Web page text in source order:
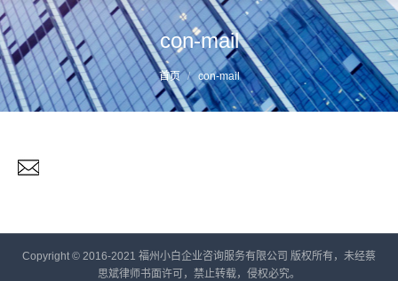
con-mail
您的位置： 首页 con-mail
Copyright © 2016-2021 福州小白企业咨询服务有限公司 版权所有，未经蔡
思斌律师书面许可，禁止转载，侵权必究。